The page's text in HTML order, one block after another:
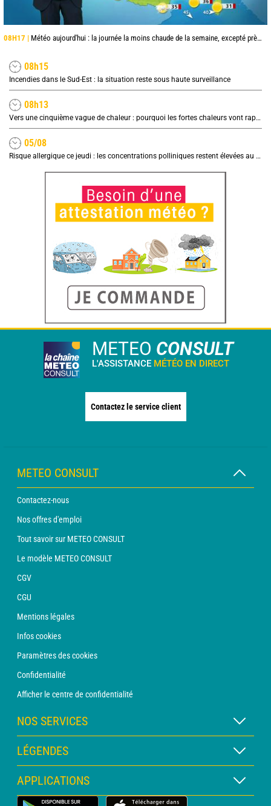
08H17 | Météo aujourd'hui : la journée la moins chaude de la semaine, excepté près de la Méditerranée
08h15
Incendies dans le Sud-Est : la situation reste sous haute surveillance
08h13
Vers une cinquième vague de chaleur : pourquoi les fortes chaleurs vont rapidement revenir en France
05/08
Risque allergique ce jeudi : les concentrations polliniques restent élevées au nord
METEO CONSULT
L'ASSISTANCE MÉTÉO EN DIRECT
Contactez le service client
METEO CONSULT
Contactez-nous
Nos offres d'emploi
Tout savoir sur METEO CONSULT
Le modèle METEO CONSULT
CGV
CGU
Mentions légales
Infos cookies
Paramètres des cookies
Confidentialité
Afficher le centre de confidentialité
NOS SERVICES
Abonnement METEO Xpert
Abonnement METEO PRO
Consultation avec un prévisionniste
LÉGENDES
Légende des cartes
Légende des pictogrammes
APPLICATIONS